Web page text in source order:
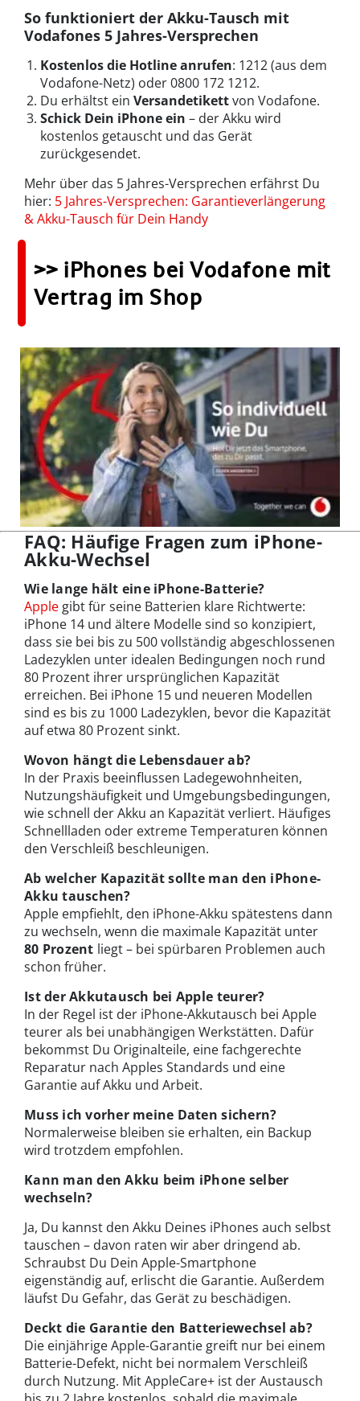
So funktioniert der Akku-Tausch mit
Vodafones 5 Jahres-Versprechen
Kostenlos die Hotline anrufen: 1212 (aus dem
Vodafone-Netz) oder 0800 172 1212.
Du erhältst ein Versandetikettvon Vodafone.
Schick Dein iPhone ein – der Akku wird
kostenlos getauscht und das Gerät
zurückgesendet.
Mehr über das 5 Jahres-Versprechen erfährst Du
hier: 5 Jahres-Versprechen: Garantieverlängerung
& Akku-Tausch für Dein Handy
>> iPhones bei Vodafone mit
Vertrag im Shop
FAQ: Häufige Fragen zum iPhone-
Akku-Wechsel
Wie lange hält eine iPhone-Batterie?
Apple gibt für seine Batterien klare Richtwerte:
iPhone 14 und ältere Modelle sind so konzipiert,
dass sie bei bis zu 500 vollständig abgeschlossenen
Ladezyklen unter idealen Bedingungen noch rund
80 Prozent ihrer ursprünglichen Kapazität
erreichen. Bei iPhone 15 und neueren Modellen
sind es bis zu 1000 Ladezyklen, bevor die Kapazität
auf etwa 80 Prozent sinkt.
Wovon hängt die Lebensdauer ab?
In der Praxis beeinflussen Ladegewohnheiten,
Nutzungshäufigkeit und Umgebungsbedingungen,
wie schnell der Akku an Kapazität verliert. Häufiges
Schnellladen oder extreme Temperaturen können
den Verschleiß beschleunigen.
Ab welcher Kapazität sollte man den iPhone-
Akku tauschen?
Apple empfiehlt, den iPhone-Akku spätestens dann
zu wechseln, wenn die maximale Kapazität unter
80 Prozent liegt – bei spürbaren Problemen auch
schon früher.
Ist der Akkutausch bei Apple teurer?
In der Regel ist der iPhone-Akkutausch bei Apple
teurer als bei unabhängigen Werkstätten. Dafür
bekommst Du Originalteile, eine fachgerechte
Reparatur nach Apples Standards und eine
Garantie auf Akku und Arbeit.
Muss ich vorher meine Daten sichern?
Normalerweise bleiben sie erhalten, ein Backup
wird trotzdem empfohlen.
Kann man den Akku beim iPhone selber
wechseln?
Ja, Du kannst den Akku Deines iPhones auch selbst
tauschen – davon raten wir aber dringend ab.
Schraubst Du Dein Apple-Smartphone
eigenständig auf, erlischt die Garantie. Außerdem
läufst Du Gefahr, das Gerät zu beschädigen.
Deckt die Garantie den Batteriewechsel ab?
Die einjährige Apple-Garantie greift nur bei einem
Batterie-Defekt, nicht bei normalem Verschleiß
durch Nutzung. Mit AppleCare+ ist der Austausch